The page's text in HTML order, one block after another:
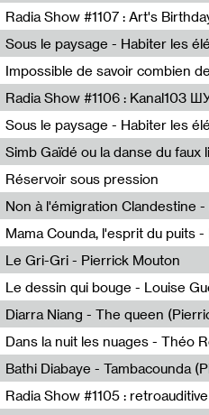
Pierrick Mouton
Radio Helsinki
Nastassja Martin
Mélanie Blaison,Mateo Cuin
Radia Show #1106 : Kanal103
Kanal103
Nastassja Martin
Pierrick Mouton,Simb Gaïdé
Réservoir sous pression
Eden Tinto Collins,Rukku Djinne
Pierrick Mouton
Le Gri-Gri - Pierrick Mouton
Pierrick Mouton
Le dessin qui bouge - Louise
Louise Guégan
Diarra Niang - The queen
Pierrick Mouton,Diarra Niang
Théo Robine-Langlois,LD Beat
Pierrick Mouton,Bathi Diabaye
Radia Show #1105 : retroauditive